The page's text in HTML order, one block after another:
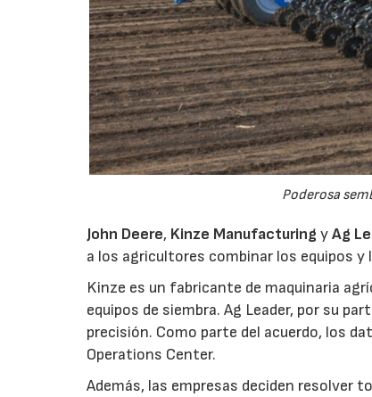
Poderosa
John Deere, Kinze Manufacturing yAg
a los agricultores combinar los equipos
Kinze es un fabricante de maquinaria
equipos de siembra. Ag Leader, por su
precisión. Como parte del acuerdo, los
Operations Center.
Además, las empresas deciden resolver